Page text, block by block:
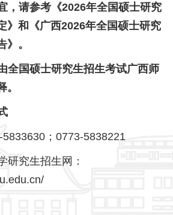
，请参考《2026年全国硕士研究
》和《广西2026年全国硕士研究
。
硕士研究生招生考试广西师
；0773-5838221
生招生网：